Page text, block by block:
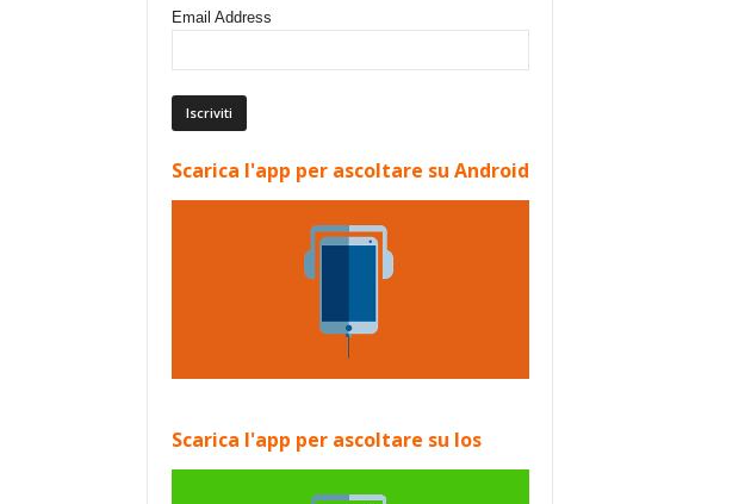
Email Address
Scarica l'app per ascoltare su Android
Scarica l'app per ascoltare su Ios